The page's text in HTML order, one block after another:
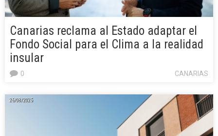
Canarias reclama al Estado adaptar el
Fondo Social para el Clima a la realidad
insular
CANARIAS
0
26/08/2025